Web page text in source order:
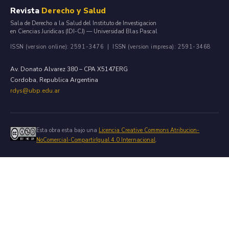
Revista Derecho y Salud
Sala de Derecho a la Salud del Instituto de Investigacion
en Ciencias Juridicas (IDI-CJ) — Universidad Blas Pascal
ISSN (version online): 2591-3476 | ISSN (version impresa): 2591-3468
Av. Donato Alvarez 380 – CPA X5147ERG
Cordoba, Republica Argentina
rdys@ubp.edu.ar
Esta obra esta bajo una Licencia Creative Commons Atribucion-
NoComercial-CompartirIgual 4.0 Internacional.